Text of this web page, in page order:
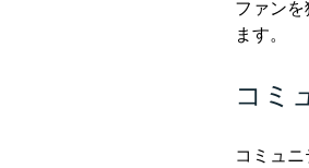
ファン
ます。
コミ
コミュ